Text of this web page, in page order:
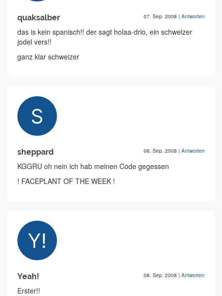
quaksalber 07. Sep. 2008 | Antworten
das is kein spanisch!! der sagt holaa-drio, ein schweizer
jodel vers!!
ganz klar schweizer
sheppard 08. Sep. 2008 | Antworten
KGGRU oh nein ich hab meinen Code gegessen
! FACEPLANT OF THE WEEK !
Yeah! 08. Sep. 2008 | Antworten
Erster!!